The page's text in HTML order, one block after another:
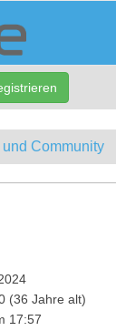
Community
(36 Jahre alt)
17:57